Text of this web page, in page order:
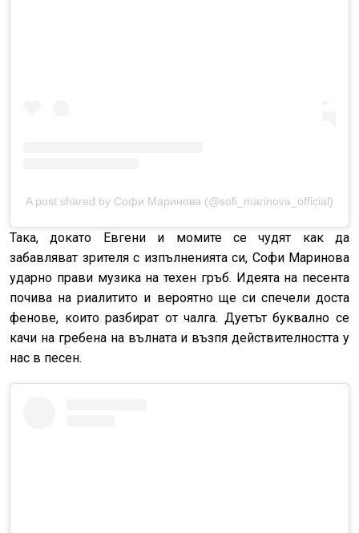
A post shared by Софи Маринова (@sofi_marinova_official)
Така, докато Евгени и момите се чудят как да
забавляват зрителя с изпълненията си, Софи Маринова
ударно прави музика на техен гръб. Идеята на песента
почива на риалитито и вероятно ще си спечели доста
фенове, които разбират от чалга. Дуетът буквално се
качи на гребена на вълната и възпя действителността у
нас в песен.